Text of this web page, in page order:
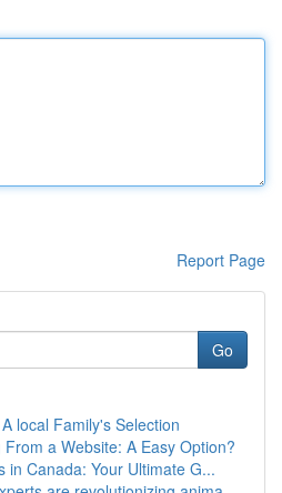
Report Page
Go
local Family's Selection
a Website: A Easy Option?
in Canada: Your Ultimate G...